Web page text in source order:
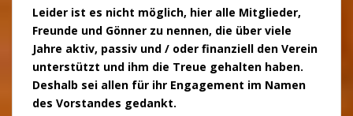
Leider ist es nicht möglich, hier alle Mitglieder,
Freunde und Gönner zu nennen, die über viele
Jahre aktiv, passiv und / oder finanziell den Verein
unterstützt und ihm die Treue gehalten haben.
Deshalb sei allen für ihr Engagement im Namen
des Vorstandes gedankt.